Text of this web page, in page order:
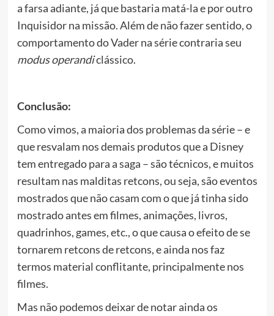
a farsa adiante, já que bastaria matá-la e por outro
Inquisidor na missão. Além de não fazer sentido, o
comportamento do Vader na série contraria seu
modus operandiclássico.
Conclusão:
Como vimos, a maioria dos problemas da série – e
que resvalam nos demais produtos que a Disney
tem entregado para a saga – são técnicos, e muitos
resultam nas malditas retcons, ou seja, são eventos
mostrados que não casam com o que já tinha sido
mostrado antes em filmes, animações, livros,
quadrinhos, games, etc., o que causa o efeito de se
tornarem retcons de retcons, e ainda nos faz
termos material conflitante, principalmente nos
filmes.
Mas não podemos deixar de notar ainda os